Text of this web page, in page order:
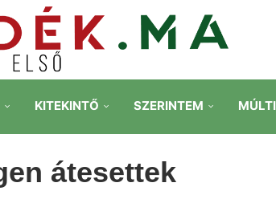
KITEKINTŐ SZERINTEM
átesettek